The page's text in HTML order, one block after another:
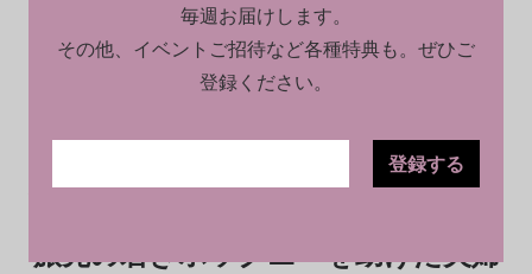
2023.10.16
旅先の若きホックニーを助けた夫婦
毎週お届けします。
その他、イベントご招待など各種特典も。ぜひご
登録ください。
登録する